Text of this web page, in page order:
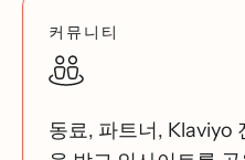
커뮤니티
동료, 파트너, Klaviyo